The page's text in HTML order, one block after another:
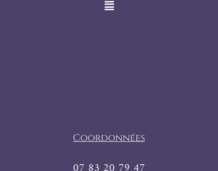
Coordonnées